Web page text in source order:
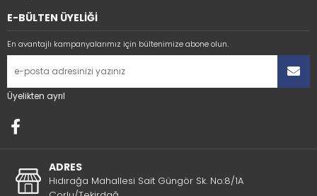
E-BÜLTEN ÜYELİĞİ
En avantajlı kampanyalarımız için bültenimize abone olun.
Üyelikten ayrıl
ADRES
Hıdırağa Mahallesi Sait Güngör Sk. No:8/1A